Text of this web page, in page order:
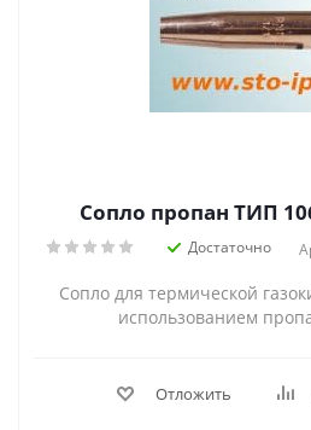
Сопло пропан ТИП
Достаточно
Сопло для термической
использованием
Отложить